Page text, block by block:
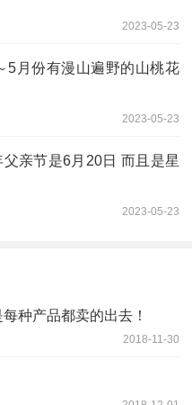
2023-05-23
5月份有漫山遍野的山桃花
2023-05-23
亲节是6月20日 而且是星
2023-05-23
种产品都卖的出去！
2018-11-30